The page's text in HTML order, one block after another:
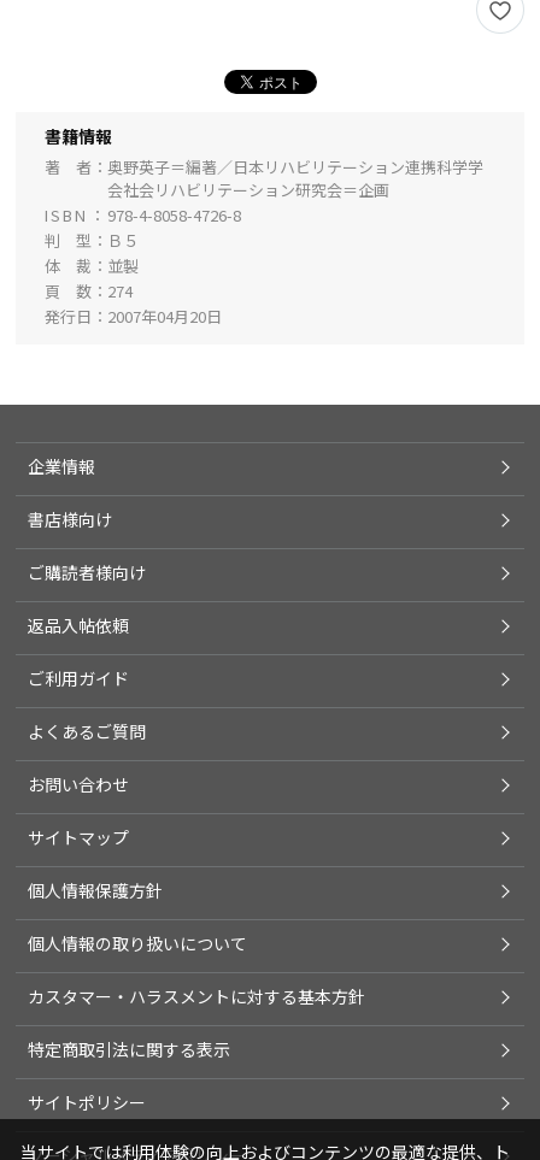
書籍情報
著 者
奥野英子＝編著／日本リハビリテーション連携科学学
会社会リハビリテーション研究会＝企画
ISBN
978-4-8058-4726-8
判 型
Ｂ５
体 裁
並製
頁 数
274
発行日
2007年04月20日
企業情報
書店様向け
ご購読者様向け
返品入帖依頼
ご利用ガイド
よくあるご質問
お問い合わせ
サイトマップ
個人情報保護方針
個人情報の取り扱いについて
カスタマー・ハラスメントに対する基本方針
特定商取引法に関する表示
サイトポリシー
ソーシャルメディアポリシー
当サイトでは利用体験の向上およびコンテンツの最適な提供、ト